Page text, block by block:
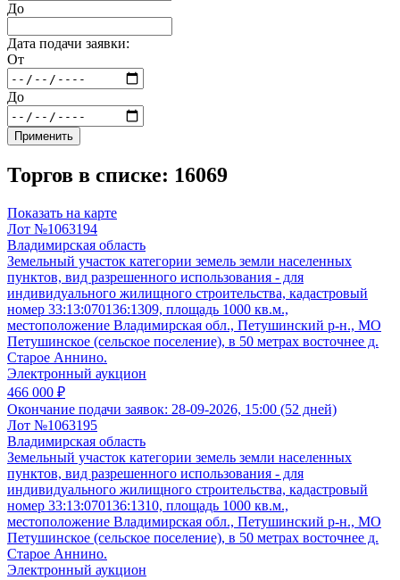
До
Дата подачи заявки:
От
До
Применить
Торгов в списке: 16069
Показать на карте
Лот №1063194
Владимирская область
Земельный участок категории земель земли населенных
пунктов, вид разрешенного использования - для
индивидуального жилищного строительства, кадастровый
номер 33:13:070136:1309, площадь 1000 кв.м.,
местоположение Владимирская обл., Петушинский р-н., МО
Петушинское (сельское поселение), в 50 метрах восточнее д.
Старое Аннино.
Электронный аукцион
466 000 ₽
Окончание подачи заявок: 28-09-2026, 15:00 (52 дней)
Лот №1063195
Владимирская область
Земельный участок категории земель земли населенных
пунктов, вид разрешенного использования - для
индивидуального жилищного строительства, кадастровый
номер 33:13:070136:1310, площадь 1000 кв.м.,
местоположение Владимирская обл., Петушинский р-н., МО
Петушинское (сельское поселение), в 50 метрах восточнее д.
Старое Аннино.
Электронный аукцион